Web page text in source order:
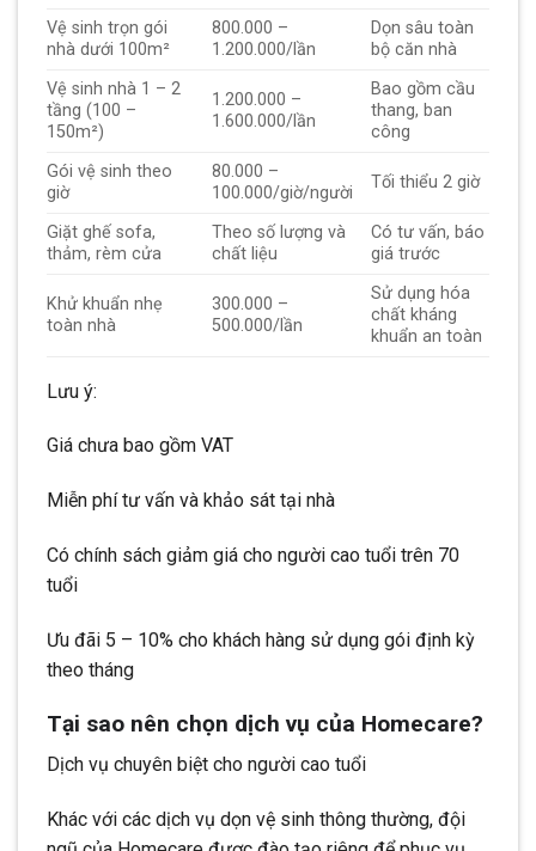
Vệ sinh trọn gói
nhà dưới 100m²
800.000 –
1.200.000/lần
Dọn sâu toàn
bộ căn nhà
Vệ sinh nhà 1 – 2
tầng (100 –
150m²)
1.200.000 –
1.600.000/lần
Bao gồm cầu
thang, ban
công
Gói vệ sinh theo
giờ
80.000 –
100.000/giờ/người
Tối thiểu 2 giờ
Giặt ghế sofa,
thảm, rèm cửa
Theo số lượng và
chất liệu
Có tư vấn, báo
giá trước
Khử khuẩn nhẹ
toàn nhà
300.000 –
500.000/lần
Sử dụng hóa
chất kháng
khuẩn an toàn
Lưu ý:
Giá chưa bao gồm VAT
Miễn phí tư vấn và khảo sát tại nhà
Có chính sách giảm giá cho người cao tuổi trên 70
tuổi
Ưu đãi 5 – 10% cho khách hàng sử dụng gói định kỳ
theo tháng
Tại sao nên chọn dịch vụ của Homecare?
Dịch vụ chuyên biệt cho người cao tuổi
Khác với các dịch vụ dọn vệ sinh thông thường, đội